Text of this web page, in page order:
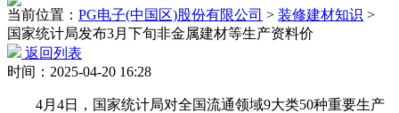
当前位置： PG电子(中国区)股份有限公司 > 装修建材知识 >
国家统计局发布3月下旬非金属建材等生产资料价
返回列表
时间：2025-04-20 16:28
4月4日，国家统计局对全国流通领域9大类50种重要生产